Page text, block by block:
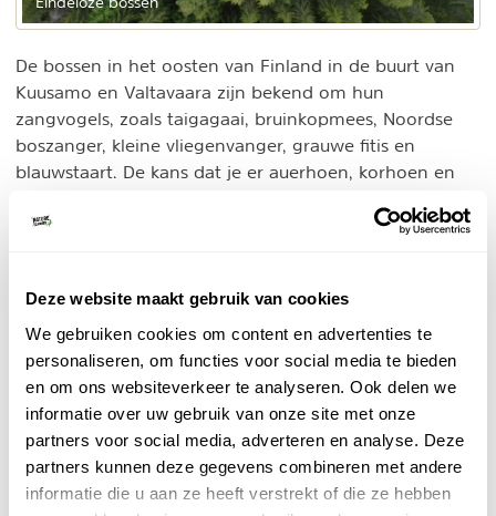
Deze website maakt gebruik van cookies
We gebruiken cookies om content en advertenties te
personaliseren, om functies voor social media te bieden
en om ons websiteverkeer te analyseren. Ook delen we
informatie over uw gebruik van onze site met onze
partners voor social media, adverteren en analyse. Deze
partners kunnen deze gegevens combineren met andere
informatie die u aan ze heeft verstrekt of die ze hebben
De bossen in het oosten van Finland in de buurt van
Kuusamo en Valtavaara zijn bekend om hun
zangvogels, zoals taigagaai, bruinkopmees, Noordse
boszanger, kleine vliegenvanger, grauwe fitis en
blauwstaart. De kans dat je er auerhoen, korhoen en
roodgesterde blauwborst en kemphaan.
Finland bestaat uit een complex van wel bijna 190.000
meren en vele moerassen, die in de korte zomertijd
een enorme explosie aan bloemen en planten hebben.
Ook de dierenwereld heeft in de warme tijd van het
jaar een enorme opleving. Finland is het land waar
veel bij ons vertrouwdetrekvogelsbroeden.